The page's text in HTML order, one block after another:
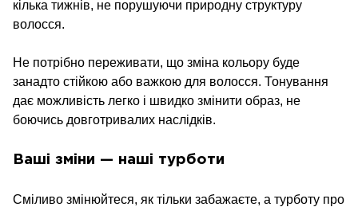
кілька тижнів, не порушуючи природну структуру
волосся.
Не потрібно переживати, що зміна кольору буде
занадто стійкою або важкою для волосся. Тонування
дає можливість легко і швидко змінити образ, не
боючись довготривалих наслідків.
Ваші зміни — наші турботи
Сміливо змінюйтеся, як тільки забажаєте, а турботу про